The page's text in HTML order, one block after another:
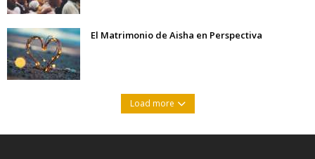
El Matrimonio de Aisha en Perspectiva
Load more